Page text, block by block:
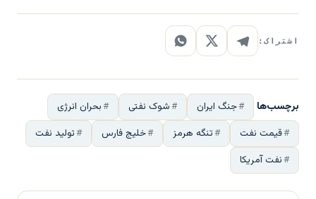
اشتراک:
برچسب‌ها جنگ ایران شوک نفتی
بحران انرژی
قیمت نفت
تنگه هرمز خلیج فارس
تولید نفت
نفت آمریکا